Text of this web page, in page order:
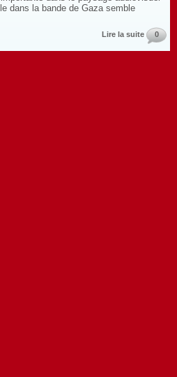
dans la bande de Gaza semble
Lire la suite 0